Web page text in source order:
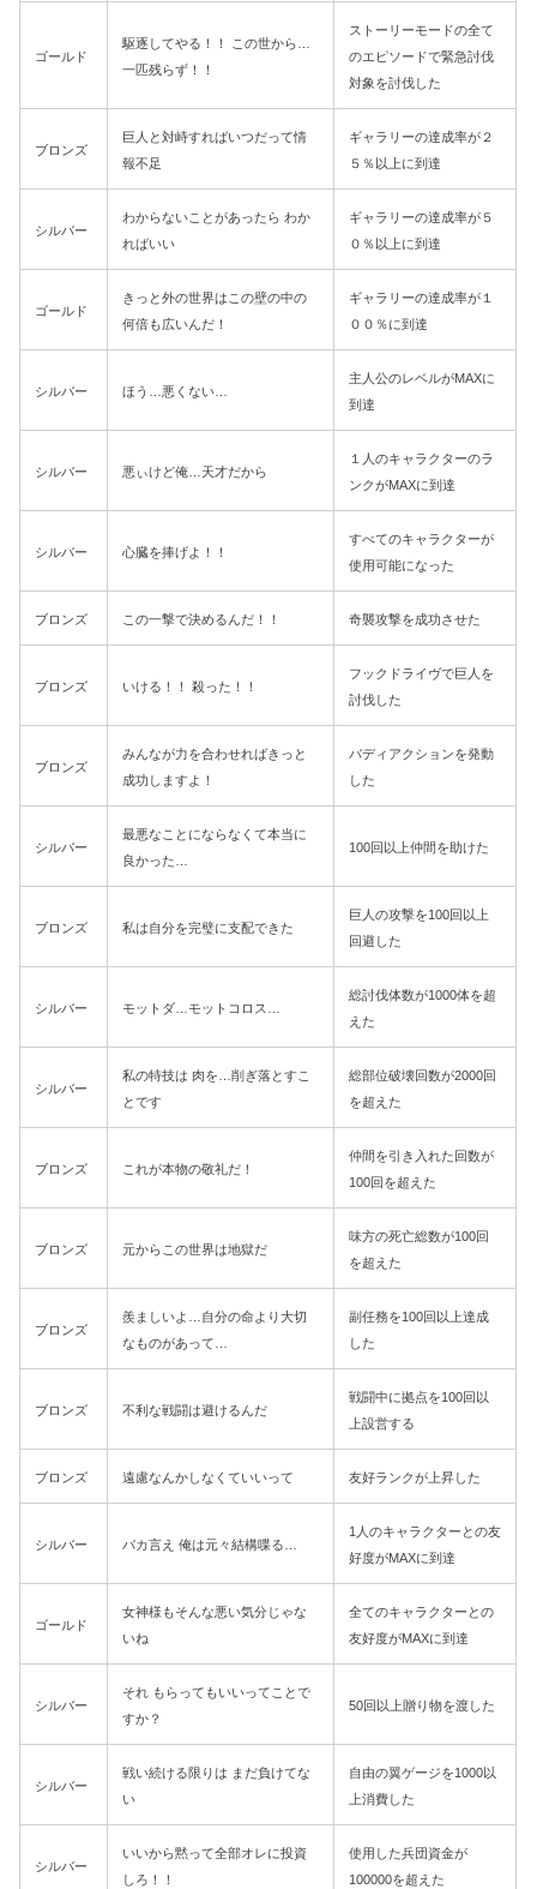
ゴールド
駆逐してやる！！ この世から…
一匹残らず！！
ストーリーモードの全て
のエピソードで緊急討伐
対象を討伐した
ブロンズ
巨人と対峙すればいつだって情
報不足
ギャラリーの達成率が２
５％以上に到達
シルバー
わからないことがあったら わか
ればいい
ギャラリーの達成率が５
０％以上に到達
ゴールド
きっと外の世界はこの壁の中の
何倍も広いんだ！
ギャラリーの達成率が１
００％に到達
シルバー ほう…悪くない…
主人公のレベルがMAXに
到達
シルバー 悪ぃけど俺…天才だから
１人のキャラクターのラ
ンクがMAXに到達
シルバー 心臓を捧げよ！！
すべてのキャラクターが
使用可能になった
ブロンズ この一撃で決めるんだ！！ 奇襲攻撃を成功させた
ブロンズ いける！！ 殺った！！
フックドライヴで巨人を
討伐した
ブロンズ
みんなが力を合わせればきっと
成功しますよ！
バディアクションを発動
した
シルバー
最悪なことにならなくて本当に
良かった…
100回以上仲間を助けた
ブロンズ 私は自分を完璧に支配できた
巨人の攻撃を100回以上
回避した
シルバー モットダ…モットコロス…
総討伐体数が1000体を超
えた
シルバー
私の特技は 肉を…削ぎ落とすこ
とです
総部位破壊回数が2000回
を超えた
ブロンズ これが本物の敬礼だ！
仲間を引き入れた回数が
100回を超えた
ブロンズ 元からこの世界は地獄だ
味方の死亡総数が100回
を超えた
ブロンズ
羨ましいよ…自分の命より大切
なものがあって…
副任務を100回以上達成
した
ブロンズ 不利な戦闘は避けるんだ
戦闘中に拠点を100回以
上設営する
ブロンズ 遠慮なんかしなくていいって 友好ランクが上昇した
シルバー バカ言え 俺は元々結構喋る…
1人のキャラクターとの友
好度がMAXに到達
ゴールド
女神様もそんな悪い気分じゃな
いね
全てのキャラクターとの
友好度がMAXに到達
シルバー
それ もらってもいいってことで
すか？
50回以上贈り物を渡した
シルバー
戦い続ける限りは まだ負けてな
い
自由の翼ゲージを1000以
上消費した
シルバー
いいから黙って全部オレに投資
しろ！！
使用した兵団資金が
100000を超えた